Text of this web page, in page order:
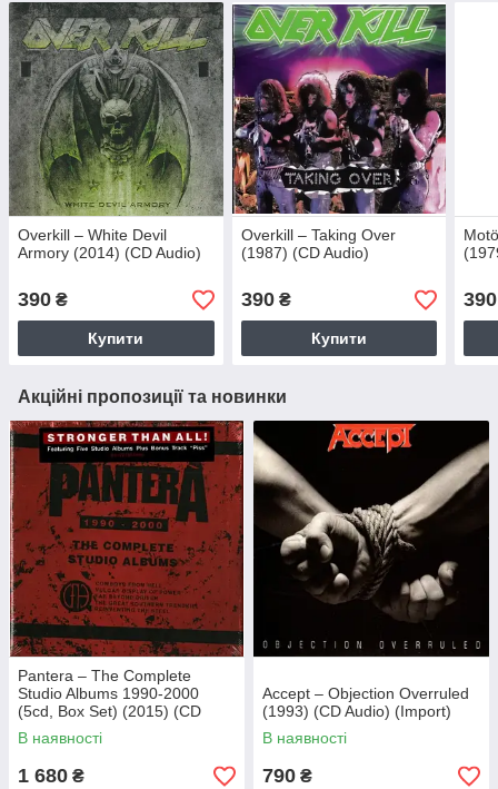
Overkill – White Devil
Armory (2014) (CD Audio)
390 ₴
Купити
Overkill – Taking Over
(1987) (CD Audio)
390₴
Купити
390
Акційні пропозиції та новинки
Pantera – The Complete
Studio Albums 1990-2000
(5cd, Box Set) (2015) (CD
Audio) (Import)
В наявності
1 680 ₴
Accept – Objection Overruled
(1993) (CD Audio) (Import)
В наявності
790 ₴